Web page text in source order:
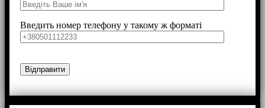
Введить номер телефону у такому ж форматі